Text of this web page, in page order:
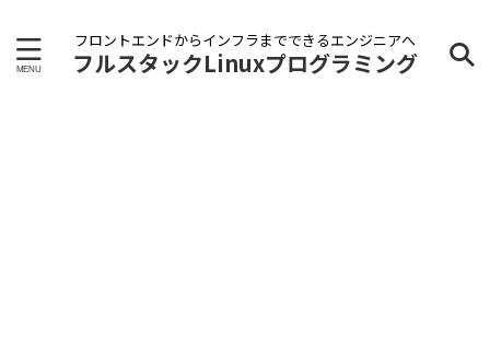
フロントエンドからインフラまでできるエンジニアへ
フルスタックLinuxプログラミング